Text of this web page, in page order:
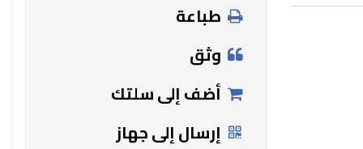
طباعة
وثق
أضف إلى سلتك
إرسال إلى جهاز